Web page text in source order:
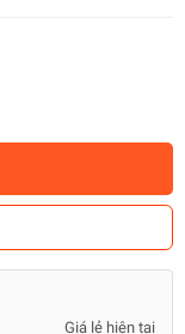
Giá lẻ hiện tại